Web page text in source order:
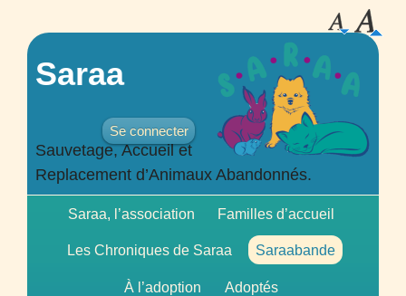
Saraa
Se connecter
Sauvetage, Accueil et
Replacement d’Animaux Abandonnés.
Saraa, l’association Familles d’accueil
Les Chroniques de Saraa Saraabande
À l’adoption Adoptés